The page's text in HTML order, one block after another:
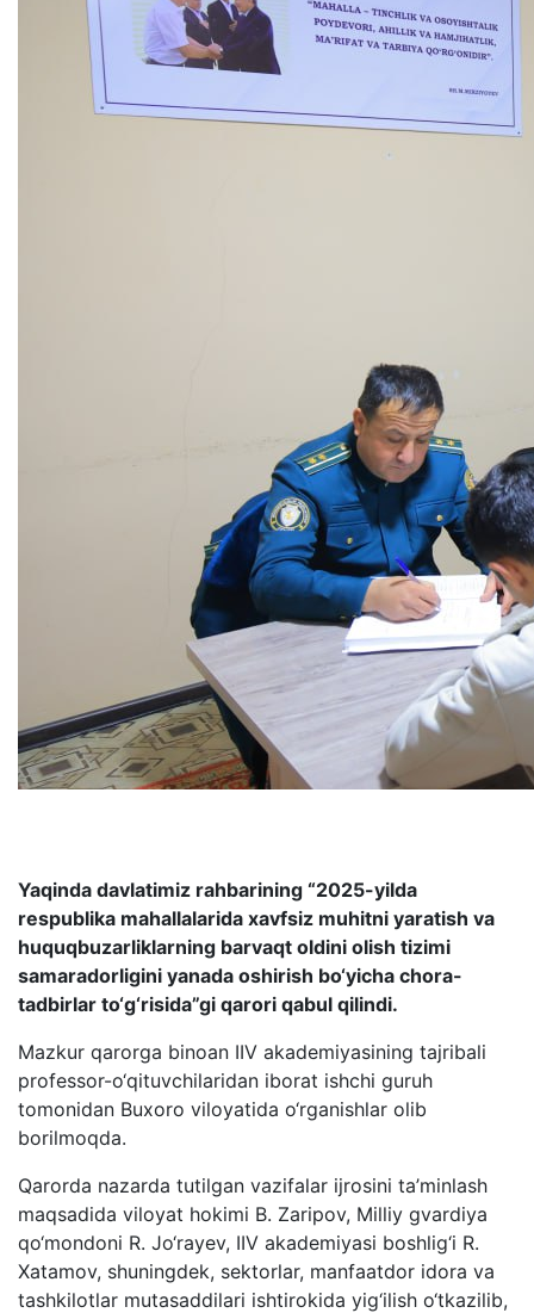
Yaqinda davlatimiz rahbarining “2025-yilda
respublika mahallalarida xavfsiz muhitni yaratish va
huquqbuzarliklarning barvaqt oldini olish tizimi
samaradorligini yanada oshirish bo‘yicha chora-
tadbirlar to‘g‘risida”gi qarori qabul qilindi.
Mazkur qarorga binoan IIV akademiyasining tajribali
professor-o‘qituvchilaridan iborat ishchi guruh
tomonidan Buxoro viloyatida o‘rganishlar olib
borilmoqda.
Qarorda nazarda tutilgan vazifalar ijrosini ta’minlash
maqsadida viloyat hokimi B. Zaripov, Milliy gvardiya
qo‘mondoni R. Jo‘rayev, IIV akademiyasi boshlig‘i R.
Xatamov, shuningdek, sektorlar, manfaatdor idora va
tashkilotlar mutasaddilari ishtirokida yig‘ilish o‘tkazilib,